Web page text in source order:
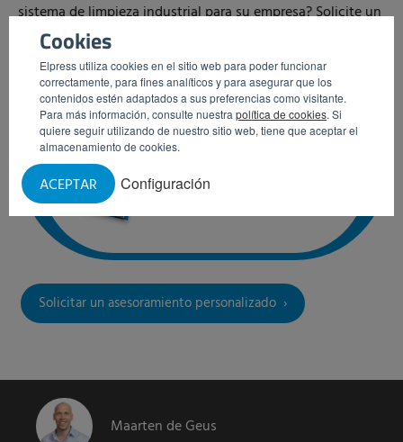
Cookies
Elpress utiliza cookies en el sitio web para poder funcionar
correctamente, para fines analíticos y para asegurar que los
contenidos estén adaptados a sus preferencias como visitante.
Para más información, consulte nuestra política de cookies. Si
quiere seguir utilizando de nuestro sitio web, tiene que aceptar el
almacenamiento de cookies.
Configuración
ACEPTAR
sistema de limpieza industrial para su empresa? Solicite un
presupuesto sin compromiso.
Solicitar un asesoramiento personalizado
Maarten de Geus